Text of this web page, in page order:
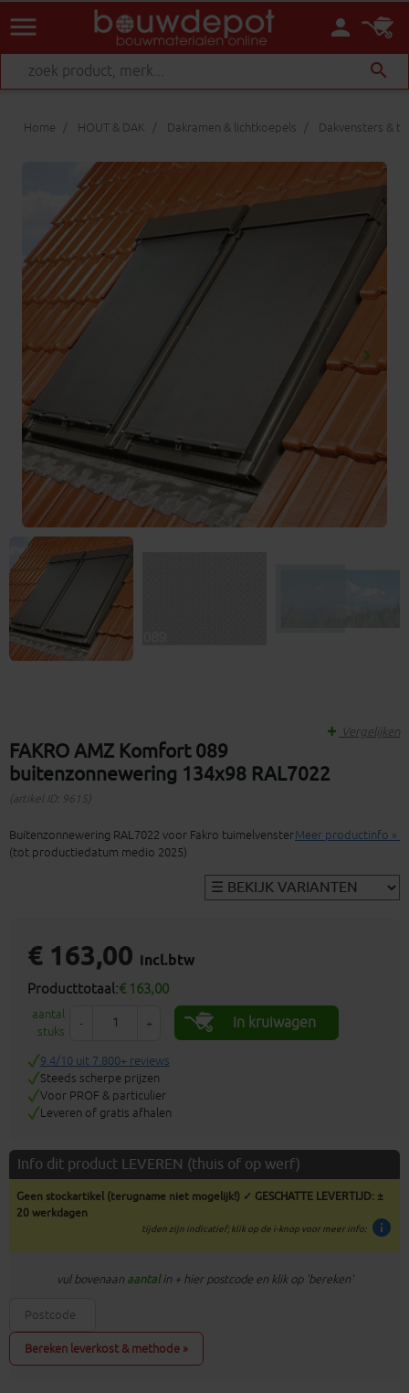
person
menu
search
Home HOUT & DAK Dakramen & lichtkoepels Dakvensters &
keyboard_arrow_right
FAKRO AMZ Komfort 089
buitenzonnewering 134x98 RAL7022
(artikel ID: 9615)
Vergelijken
Buitenzonnewering RAL7022 voor Fakro tuimelvenster
(tot productiedatum medio 2025)
Meer productinfo »
€ 163,00 incl.btw
Producttotaal:€ 163,00
aantal
stuks
- + In kruiwagen
9.4/10 uit 7.800+ reviews
Steeds scherpe prijzen
Voor PROF & particulier
Leveren of gratis afhalen
Info dit product LEVEREN (thuis of op werf)
Geen stockartikel (terugname niet mogelijk!) ✓ GESCHATTE LEVERTIJD: ±
20 werkdagen
info
tijden zijn indicatief; klik op de i-knop voor meer info:
vul bovenaan aantalin + hier postcode en klik op 'bereken'
Bereken leverkost & methode »